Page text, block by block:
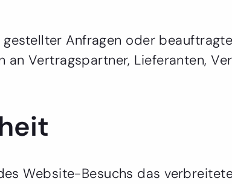
gestellter Anfragen oder
an Vertragspartner, Lieferanten,
Website-Besuchs das